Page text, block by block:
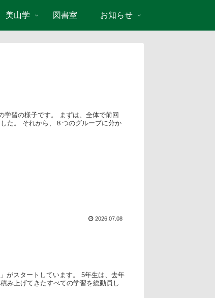
美山学 図書室 お知らせ
学習の様子です。 まずは、全体で前回
た。 それから、８つのグループに分か
2026.07.08
がスタートしています。 5年生は、去年
み上げてきたすべての学習を総動員し